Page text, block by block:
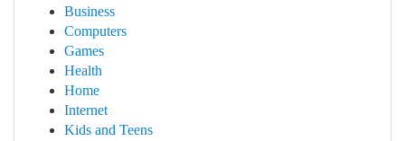
Business
Computers
Games
Health
Home
Internet
Kids and Teens